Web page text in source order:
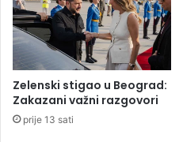
o
r
t
v
a
n
h
u
z
o
u
S
a
Zelenski stigao u Beograd:
Zakazani važni razgovori
prije 13 sati